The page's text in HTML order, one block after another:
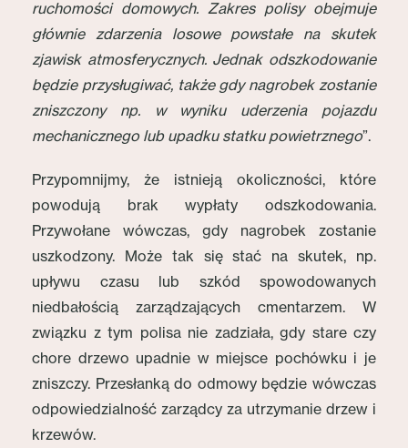
ruchomości domowych. Zakres polisy obejmuje
głównie zdarzenia losowe powstałe na skutek
zjawisk atmosferycznych. Jednak odszkodowanie
będzie przysługiwać, także gdy nagrobek zostanie
zniszczony np. w wyniku uderzenia pojazdu
mechanicznego lub upadku statku powietrznego”.
Przypomnijmy, że istnieją okoliczności, które
powodują brak wypłaty odszkodowania.
Przywołane wówczas, gdy nagrobek zostanie
uszkodzony. Może tak się stać na skutek, np.
upływu czasu lub szkód spowodowanych
niedbałością zarządzających cmentarzem. W
związku z tym polisa nie zadziała, gdy stare czy
chore drzewo upadnie w miejsce pochówku i je
zniszczy. Przesłanką do odmowy będzie wówczas
odpowiedzialność zarządcy za utrzymanie drzew i
krzewów.